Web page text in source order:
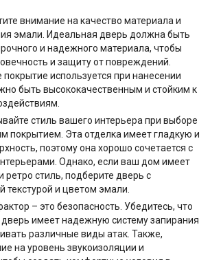
внимание на качество материала и
эмали. Идеальная дверь должна быть
и надежного материала, чтобы
и защиту от повреждений.
покрытие используется при нанесении
быть высококачественным и стойким к
стиль вашего интерьера при выборе
покрытием. Эта отделка имеет гладкую и
поэтому она хорошо сочетается с
Однако, если ваш дом имеет
ретро стиль, подберите дверь с
текстурой и цветом эмали.
– это безопасность. Убедитесь, что
имеет надежную систему запирания
различные виды атак. Также,
на уровень звукоизоляции и